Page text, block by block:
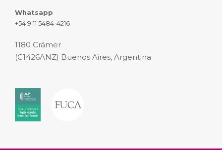
Whatsapp
+54 9 11 5484-4216
1180 Crámer
(C1426ANZ) Buenos Aires, Argentina